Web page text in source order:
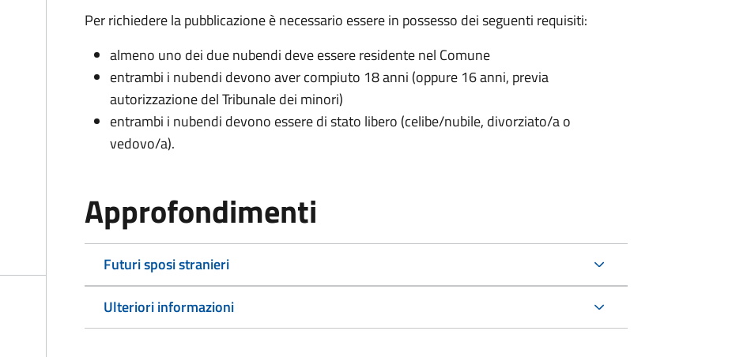
Per richiedere la pubblicazione è necessario essere in possesso dei seguenti requisiti:
almeno uno dei due nubendi deve essere residente nel Comune
entrambi i nubendi devono aver compiuto 18 anni (oppure 16 anni, previa
autorizzazione del Tribunale dei minori)
entrambi i nubendi devono essere di stato libero (celibe/nubile, divorziato/a o
vedovo/a).
Approfondimenti
Futuri sposi stranieri
Ulteriori informazioni